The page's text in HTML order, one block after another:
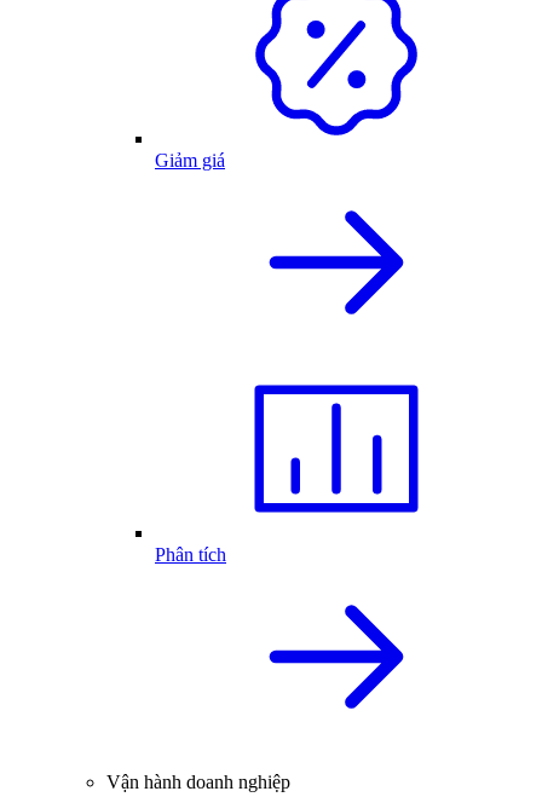
Giảm giá
Phân tích
Vận hành doanh nghiệp